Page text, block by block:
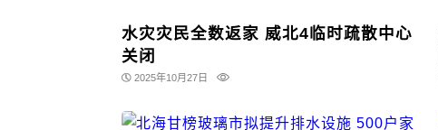
水灾灾民全数返家 威北4临时疏散中心
关闭
2025年10月27日